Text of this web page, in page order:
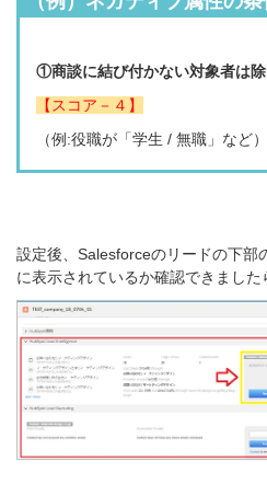
①商談に結び付かない対象者は除
【スコア－４】
（例:役職が「学生 / 無職」など）
設定後、Salesforceのリードの下部
に表示されているか確認できました